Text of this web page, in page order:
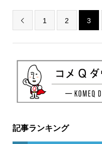
 1 2 3
記事ランキング